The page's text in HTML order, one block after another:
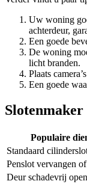
Uw woning
achterdeur,
Een goede
De woning
licht branden.
Plaats
Een goede
Populaire
Standaard
Penslot vervangen
Deur schadevrij